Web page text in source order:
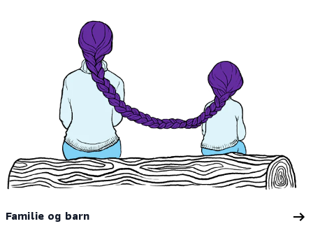
Familie og barn